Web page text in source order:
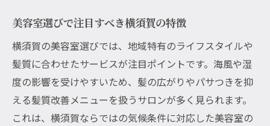
美容室選びで注目すべき横須賀の特徴
横須賀の美容室選びでは、地域特有のライフスタイルや
髪質に合わせたサービスが注目ポイントです。海風や湿
度の影響を受けやすいため、髪の広がりやパサつきを抑
える髪質改善メニューを扱うサロンが多く見られます。
これは、横須賀ならではの気候条件に対応した美容室の